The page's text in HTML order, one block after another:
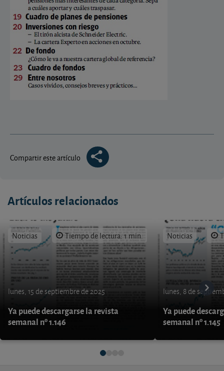
Compartir este artículo
Artículos relacionados
Noticias Tiempo de lectura: 1 min.
lunes, 15 de septiembre de 2025
Ya puede descargarse la revista
semanal nº 1.146
Noticias
lunes, 8 de
Ya puede
semanal nº 1.145